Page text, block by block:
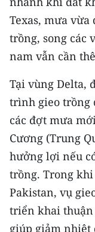
Texas, mưa
trồng, song các
nam vẫn cần
Tại vùng Delta,
trình gieo trồng
các đợt mưa
Cương (Trung
hưởng lợi nếu
trồng. Trong
Pakistan, vụ
triển khai thuận
giúp giảm nhiệt